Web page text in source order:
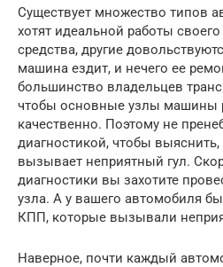
Существует множество типов
хотят идеальной работы своего
средства, другие
машина ездит, и нечего ее
большинство владельцев
чтобы основные узлы машины
качественно. Поэтому не
диагностикой, чтобы выяснить,
вызывает неприятный гул.
диагностики вы захотите
узла. А у вашего автомобиля
КПП, которые вызывали
Наверное, почти каждый